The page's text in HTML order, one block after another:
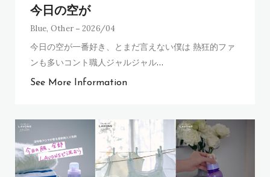
今日の空が
Blue, Other 2026/04
今日の空が一番好き、とまだ言えない僕は 熱狂的ファ
ンも多いコント職人ジャルジャル…
See More Information